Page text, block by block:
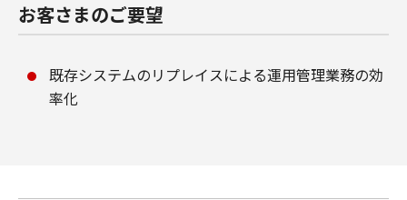
お客さまのご要望
既存システムのリプレイスによる運用管理業務の効
率化